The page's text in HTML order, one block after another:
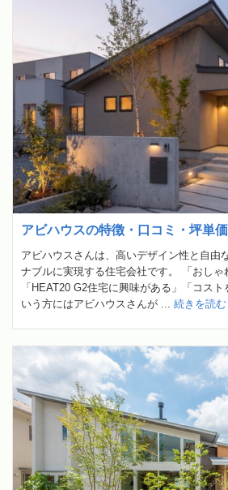
アビハウスの特徴・口コミ・坪単価
アビハウスさんは、高いデザイン性と自由
ナブルに実現する住宅会社です。 「おしゃ
「HEAT20 G2住宅に興味がある」「コス
いう方にはアビハウスさんが ... 続きを読む